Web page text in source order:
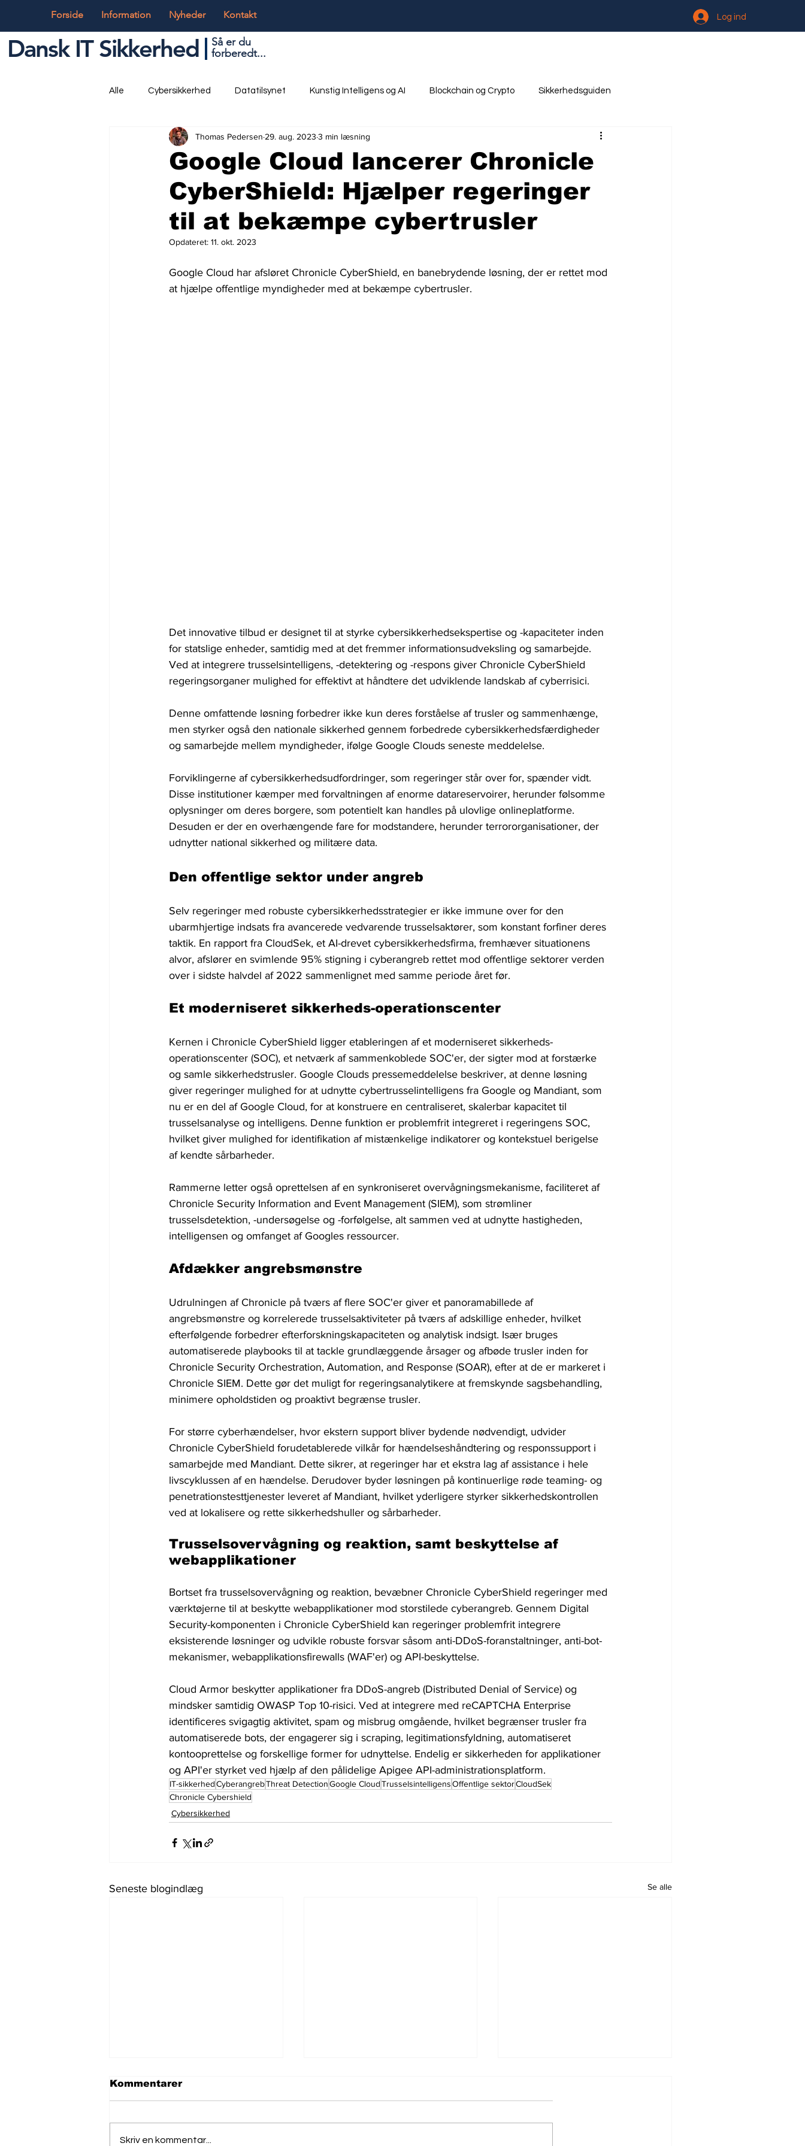
Forside Information Nyheder Kontakt Log ind
Dansk IT Sikkerhed
Så er du
forberedt...
Alle Cybersikkerhed Datatilsynet Kunstig Intelligens og AI Blockchain og Crypto Sikkerhedsguiden
Globalt og Digitalt IT og Teknik Ungdom og Uddannelse
Google Cloud lancerer Chronicle
CyberShield: Hjælper regeringer
til at bekæmpe cybertrusler
Thomas Pedersen 29. aug. 2023 3 min læsning
Opdateret: 11. okt. 2023
Google Cloud har afsløret Chronicle CyberShield, en banebrydende løsning, der er rettet mod
at hjælpe offentlige myndigheder med at bekæmpe cybertrusler.
Det innovative tilbud er designet til at styrke cybersikkerhedsekspertise og -kapaciteter inden
for statslige enheder, samtidig med at det fremmer informationsudveksling og samarbejde.
Ved at integrere trusselsintelligens, -detektering og -respons giver Chronicle CyberShield
regeringsorganer mulighed for effektivt at håndtere det udviklende landskab af cyberrisici.
Denne omfattende løsning forbedrer ikke kun deres forståelse af trusler og sammenhænge, ​​
men styrker også den nationale sikkerhed gennem forbedrede cybersikkerhedsfærdigheder
og samarbejde mellem myndigheder, ifølge Google Clouds seneste meddelelse.
Forviklingerne af cybersikkerhedsudfordringer, som regeringer står over for, spænder vidt.
Disse institutioner kæmper med forvaltningen af ​​enorme datareservoirer, herunder følsomme
oplysninger om deres borgere, som potentielt kan handles på ulovlige onlineplatforme.
Desuden er der en overhængende fare for modstandere, herunder terrororganisationer, der
udnytter national sikkerhed og militære data.
Den offentlige sektor under angreb
Selv regeringer med robuste cybersikkerhedsstrategier er ikke immune over for den
ubarmhjertige indsats fra avancerede vedvarende trusselsaktører, som konstant forfiner deres
taktik. En rapport fra CloudSek, et AI-drevet cybersikkerhedsfirma, fremhæver situationens
alvor, afslører en svimlende 95% stigning i cyberangreb rettet mod offentlige sektorer verden
over i sidste halvdel af 2022 sammenlignet med samme periode året før.
Et moderniseret sikkerheds-operationscenter
Kernen i Chronicle CyberShield ligger etableringen af ​​et moderniseret sikkerheds-
operationscenter (SOC), et netværk af sammenkoblede SOC'er, der sigter mod at forstærke
og samle sikkerhedstrusler. Google Clouds pressemeddelelse beskriver, at denne løsning
giver regeringer mulighed for at udnytte cybertrusselintelligens fra Google og Mandiant, som
nu er en del af Google Cloud, for at konstruere en centraliseret, skalerbar kapacitet til
trusselsanalyse og intelligens. Denne funktion er problemfrit integreret i regeringens SOC,
hvilket giver mulighed for identifikation af mistænkelige indikatorer og kontekstuel berigelse
af kendte sårbarheder.
Rammerne letter også oprettelsen af ​​en synkroniseret overvågningsmekanisme, faciliteret af
Chronicle Security Information and Event Management (SIEM), som strømliner
trusselsdetektion, -undersøgelse og -forfølgelse, alt sammen ved at udnytte hastigheden,
intelligensen og omfanget af Googles ressourcer.
Afdækker angrebsmønstre
Udrulningen af ​​Chronicle på tværs af flere SOC'er giver et panoramabillede af
angrebsmønstre og korrelerede trusselsaktiviteter på tværs af adskillige enheder, hvilket
efterfølgende forbedrer efterforskningskapaciteten og analytisk indsigt. Især bruges
automatiserede playbooks til at tackle grundlæggende årsager og afbøde trusler inden for
Chronicle Security Orchestration, Automation, and Response (SOAR), efter at de er markeret i
Chronicle SIEM. Dette gør det muligt for regeringsanalytikere at fremskynde sagsbehandling,
minimere opholdstiden og proaktivt begrænse trusler.
For større cyberhændelser, hvor ekstern support bliver bydende nødvendigt, udvider
Chronicle CyberShield forudetablerede vilkår for hændelseshåndtering og responssupport i
samarbejde med Mandiant. Dette sikrer, at regeringer har et ekstra lag af assistance i hele
livscyklussen af ​​en hændelse. Derudover byder løsningen på kontinuerlige røde teaming- og
penetrationstesttjenester leveret af Mandiant, hvilket yderligere styrker sikkerhedskontrollen
ved at lokalisere og rette sikkerhedshuller og sårbarheder.
Trusselsovervågning og reaktion, samt beskyttelse af
webapplikationer
Bortset fra trusselsovervågning og reaktion, bevæbner Chronicle CyberShield regeringer med
værktøjerne til at beskytte webapplikationer mod storstilede cyberangreb. Gennem Digital
Security-komponenten i Chronicle CyberShield kan regeringer problemfrit integrere
eksisterende løsninger og udvikle robuste forsvar såsom anti-DDoS-foranstaltninger, anti-bot-
mekanismer, webapplikationsfirewalls (WAF'er) og API-beskyttelse.
Cloud Armor beskytter applikationer fra DDoS-angreb (Distributed Denial of Service) og
mindsker samtidig OWASP Top 10-risici. Ved at integrere med reCAPTCHA Enterprise
identificeres svigagtig aktivitet, spam og misbrug omgående, hvilket begrænser trusler fra
automatiserede bots, der engagerer sig i scraping, legitimationsfyldning, automatiseret
kontooprettelse og forskellige former for udnyttelse. Endelig er sikkerheden for applikationer
og API'er styrket ved hjælp af den pålidelige Apigee API-administrationsplatform.
IT-sikkerhedCyberangrebThreat DetectionGoogle CloudTrusselsintelligensOffentlige sektorCloudSek
Chronicle Cybershield
Cybersikkerhed
Seneste blogindlæg Se alle
Kommentarer
Skriv en kommentar...